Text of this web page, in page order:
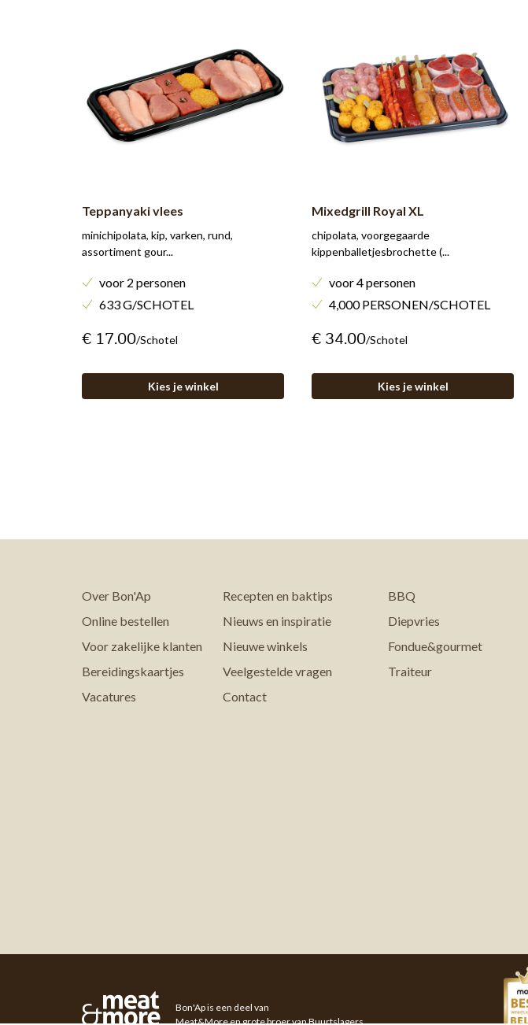
Teppanyaki vlees
minichipolata, kip, varken, rund,
assortiment gour...
voor 2 personen
633 G/SCHOTEL
€ 17.00/schotel
Kies je winkel
Mixedgrill Royal XL
chipolata, voorgegaarde
kippenballetjesbrochette (...
voor 4 personen
4,000 PERSONEN/SCHOTEL
€ 34.00/schotel
Kies je winkel
Over Bon'Ap
Recepten en baktips
Online bestellen
Nieuws en inspiratie
Voor zakelijke klanten
Nieuwe winkels
Bereidingskaartjes
Veelgestelde vragen
Vacatures
Contact
BBQ
Diepvries
Fondue&gourmet
Traiteur
Bon'Ap is een deel van
Meat&Moreen grote broer vanBuurtslagers